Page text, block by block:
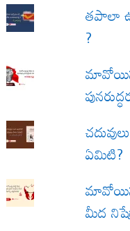
త‌పాలా
?
ఏమిటి?
మీద